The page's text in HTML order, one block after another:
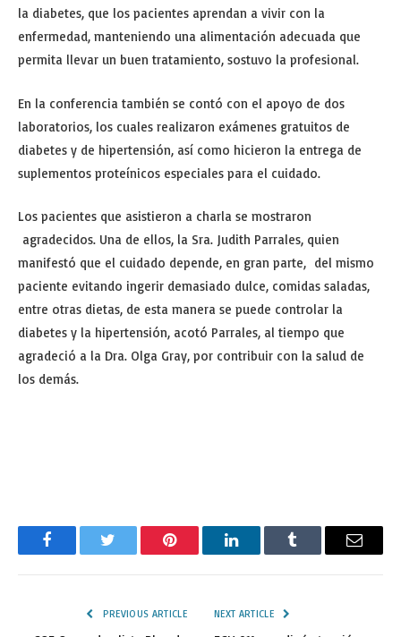
la diabetes, que los pacientes aprendan a vivir con la
enfermedad, manteniendo una alimentación adecuada que
permita llevar un buen tratamiento, sostuvo la profesional.
En la conferencia también se contó con el apoyo de dos
laboratorios, los cuales realizaron exámenes gratuitos de
diabetes y de hipertensión, así como hicieron la entrega de
suplementos proteínicos especiales para el cuidado.
Los pacientes que asistieron a charla se mostraron
agradecidos. Una de ellos, la Sra. Judith Parrales, quien
manifestó que el cuidado depende, en gran parte, del mismo
paciente evitando ingerir demasiado dulce, comidas saladas,
entre otras dietas, de esta manera se puede controlar la
diabetes y la hipertensión, acotó Parrales, al tiempo que
agradeció a la Dra. Olga Gray, por contribuir con la salud de
los demás.
FacebookTwitter Pinterest LinkedInTumblr Email
PREVIOUS ARTICLE NEXT ARTICLE